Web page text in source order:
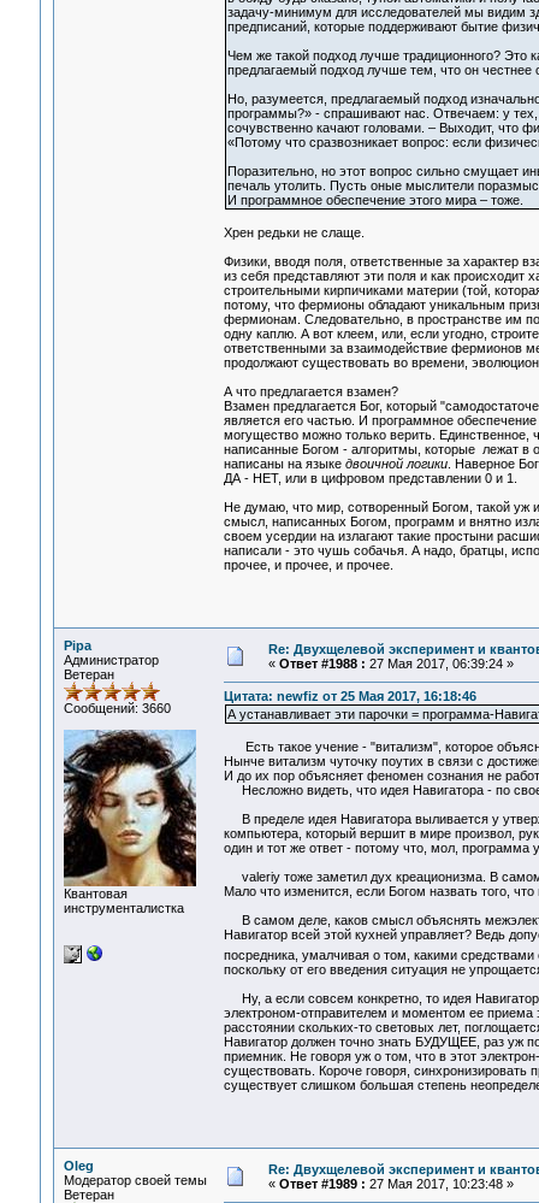
задачу-минимум для исследователей мы видим
предписаний, которые поддерживают бытие
Чем же такой подход лучше традиционного? Это
предлагаемый подход лучше тем, что он честнее
Но, разумеется, предлагаемый подход
программы?» - спрашивают нас. Отвечаем: у
сочувственно качают головами. – Выходит, что
«Потому что сразвозникает вопрос: если
Поразительно, но этот вопрос сильно смущает
печаль утолить. Пусть оные мыслители
И программное обеспечение этого мира – тоже.
Хрен редьки не слаще.
Физики, вводя поля, ответственные за характер
из себя представляют эти поля и как происходит
строительными кирпичиками материи (той,
потому, что фермионы обладают уникальным
фермионам. Следовательно, в пространстве им
одну каплю. А вот клеем, или, если угодно,
ответственными за взаимодействие фермионов
продолжают существовать во времени,
А что предлагается взамен?
Взамен предлагается Бог, который
является его частью. И программное
могущество можно только верить.
написанные Богом - алгоритмы, которые лежат в
написаны на языке двоичной логики. Наверное
ДА - НЕТ, или в цифровом представлении 0 и 1.
Не думаю, что мир, сотворенный Богом, такой уж
смысл, написанных Богом, программ и внятно
своем усердии на излагают такие простыни
написали - это чушь собачья. А надо, братцы,
прочее, и прочее, и прочее.
Pipa
Администратор
Ветеран
Сообщений: 3660
Квантовая
инструменталистка
Re: Двухщелевой эксперимент и
« Ответ #1988 : 27 Мая 2017, 06:39:24 »
Цитата: newfiz от 25 Мая 2017, 16:18:46
А устанавливает эти парочки = программа-
Есть такое учение - "витализм", которое
Нынче витализм чуточку поутих в связи с
И до их пор объясняет феномен сознания не
Несложно видеть, что идея Навигатора - по
В пределе идея Навигатора выливается у
компьютера, который вершит в мире произвол,
один и тот же ответ - потому что, мол, программа
valeriy тоже заметил дух креационизма. В самом
Мало что изменится, если Богом назвать того,
В самом деле, каков смысл объяснять
Навигатор всей этой кухней управляет? Ведь
посредника, умалчивая о том, какими
поскольку от его введения ситуация не
Ну, а если совсем конкретно, то идея
электроном-отправителем и моментом ее приема
расстоянии скольких-то световых лет,
Навигатор должен точно знать БУДУЩЕЕ, раз уж
приемник. Не говоря уж о том, что в этот
существовать. Короче говоря,
существует слишком большая степень
Oleg
Модератор своей темы
Ветеран
Re: Двухщелевой эксперимент и
« Ответ #1989 : 27 Мая 2017, 10:23:48 »